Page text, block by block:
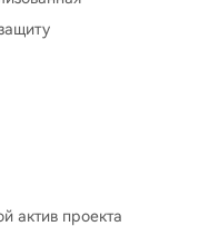
актив проекта